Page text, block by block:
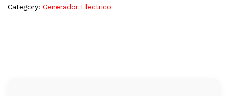
Category: Generador Eléctrico